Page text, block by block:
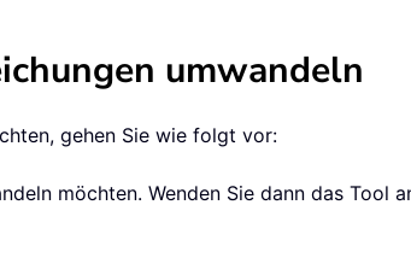
umwandeln
gehen Sie wie folgt vor:
möchten. Wenden Sie dann das Tool